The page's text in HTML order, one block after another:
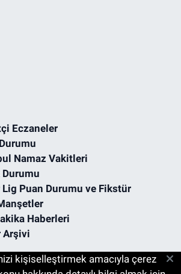
Eczaneler
Namaz Vakitleri
Lig Puan Durumu ve Fikstür
Haberleri
Arşivi
kişiselleştirmek amacıyla çerez